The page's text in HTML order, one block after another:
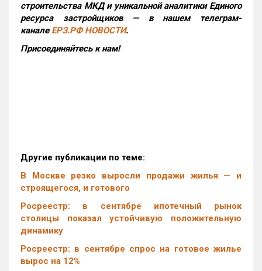
строительства МКД и уникальной аналитики Единого
ресурса застройщиков — в нашем телеграм-
канале ЕРЗ.РФ НОВОСТИ.
Присоединяйтесь к нам!
Другие публикации по теме:
В Москве резко выросли продажи жилья — и
строящегося, и готового
Росреестр: в сентябре ипотечный рынок
столицы показал устойчивую положительную
динамику
Росреестр: в сентябре спрос на готовое жилье
вырос на 12%